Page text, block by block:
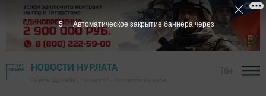
НОВОСТИ НУРЛАТА
5 Автоматическое закрытие баннера через